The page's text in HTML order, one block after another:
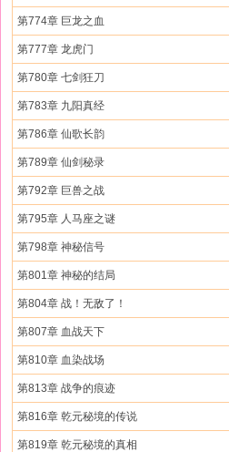
第774章 巨龙之血
第777章 龙虎门
第780章 七剑狂刀
第783章 九阳真经
第786章 仙歌长韵
第789章 仙剑秘录
第792章 巨兽之战
第795章 人马座之谜
第798章 神秘信号
第801章 神秘的结局
第804章 战！无敌了！
第807章 血战天下
第810章 血染战场
第813章 战争的痕迹
第816章 乾元秘境的传说
第819章 乾元秘境的真相